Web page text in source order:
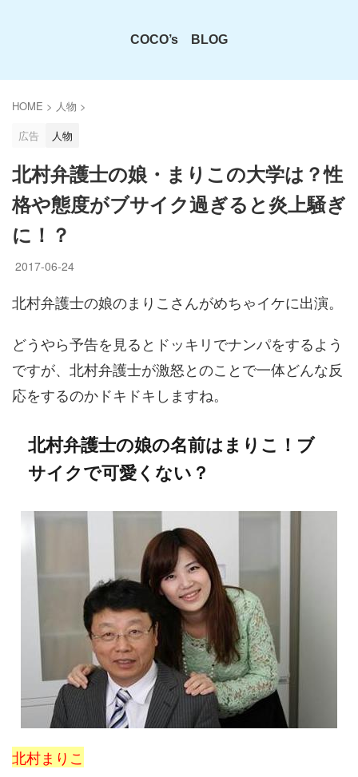
COCO’s BLOG
HOME > 人物 >
広告
人物
北村弁護士の娘・まりこの大学は？性
格や態度がブサイク過ぎると炎上騒ぎ
に！？
2017-06-24
北村弁護士の娘のまりこさんがめちゃイケに出演。
どうやら予告を見るとドッキリでナンパをするよう
ですが、北村弁護士が激怒とのことで一体どんな反
応をするのかドキドキしますね。
北村弁護士の娘の名前はまりこ！ブ
サイクで可愛くない？
北村まりこ